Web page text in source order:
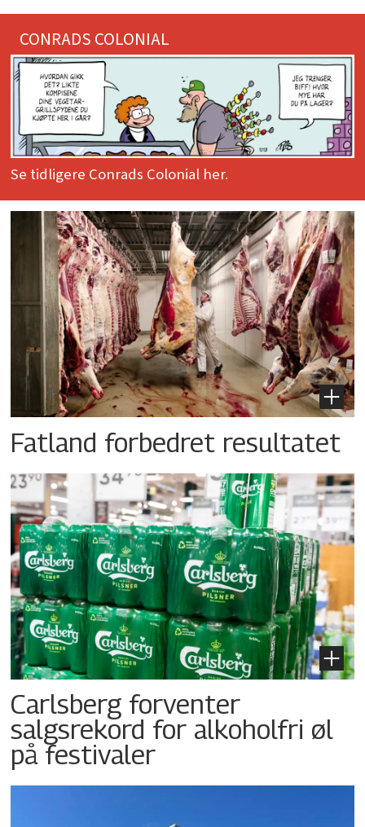
CONRADS COLONIAL
Se tidligere Conrads Colonial her.
Fatland forbedret resultatet
Carlsberg forventer
salgsrekord for alkoholfri øl
på festivaler